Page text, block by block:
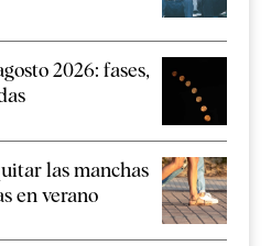
2026: fases,
las manchas
en verano